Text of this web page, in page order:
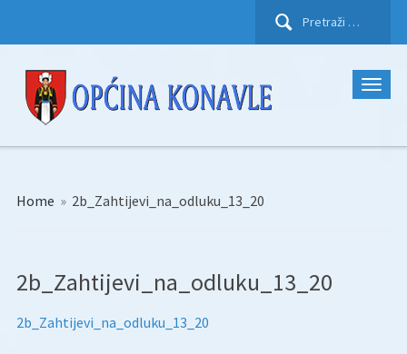
Pretraži:
Home » 2b_Zahtijevi_na_odluku_13_20
2b_Zahtijevi_na_odluku_13_20
2b_Zahtijevi_na_odluku_13_20